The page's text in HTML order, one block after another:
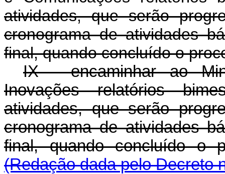
atividades, que serão
cronograma de atividades
final, quando concluído o
IX - encaminhar ao
Inovações relatórios
atividades, que serão
cronograma de atividades
final, quando
(Redação dada pelo Decreto